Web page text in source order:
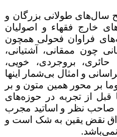
طولانی بزرگان و
خارج فقهاء و اصولیان
فراوان فحولی همچون
چون ممقانی، آشتیانی،
حائری، بروجردی، خویی،
و امثال بی‌شمار اینها
بر محور همین متون و بر
قبل از تجربه در حوزه‌های
نظر و اساتید مجرب
نقض یقین به شک است و